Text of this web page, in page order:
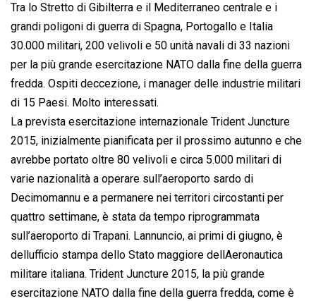
Tra lo Stretto di Gibilterra e il Mediterraneo centrale e i
grandi poligoni di guerra di Spagna, Portogallo e Italia
30.000 militari, 200 velivoli e 50 unità navali di 33 nazioni
per la più grande esercitazione NATO dalla fine della guerra
fredda. Ospiti deccezione, i manager delle industrie militari
di 15 Paesi. Molto interessati.
La prevista esercitazione internazionale Trident Juncture
2015, inizialmente pianificata per il prossimo autunno e che
avrebbe portato oltre 80 velivoli e circa 5.000 militari di
varie nazionalità a operare sull’aeroporto sardo di
Decimomannu e a permanere nei territori circostanti per
quattro settimane, è stata da tempo riprogrammata
sull’aeroporto di Trapani. Lannuncio, ai primi di giugno, è
dellufficio stampa dello Stato maggiore dellAeronautica
militare italiana. Trident Juncture 2015, la più grande
esercitazione NATO dalla fine della guerra fredda, come è